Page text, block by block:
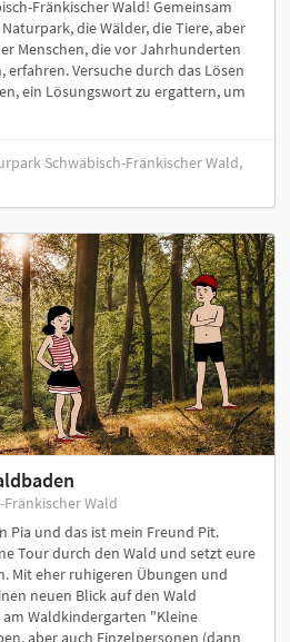
Fränkischer Wald! Gemeinsam
die Wälder, die Tiere, aber
Menschen, die vor Jahrhunderten
Versuche durch das Lösen
ein Lösungswort zu ergattern, um
Schwäbisch-Fränkischer Wald,
Wald
Pia und das ist mein Freund Pit.
Tour durch den Wald und setzt eure
Mit eher ruhigeren Übungen und
neuen Blick auf den Wald
Waldkindergarten "Kleine
aber auch Einzelpersonen (dann